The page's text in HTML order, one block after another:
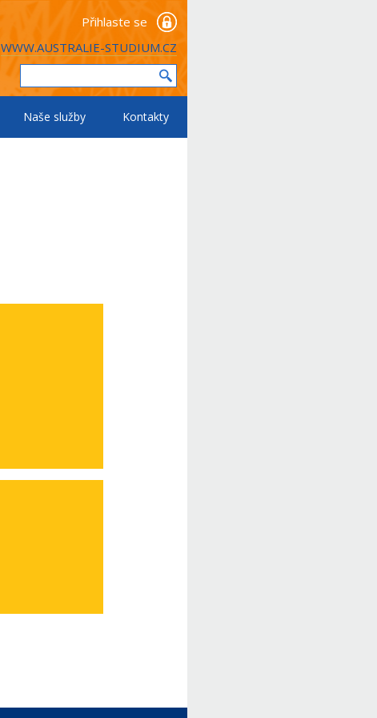
Přihlaste se
WWW.AUSTRALIE-STUDIUM.CZ
Naše služby Kontakty